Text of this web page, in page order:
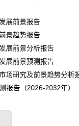
展前景报告
景趋势报告
展前景分析报告
展前景预测报告
场研究及前景趋势分析
报告（2026-2032年）